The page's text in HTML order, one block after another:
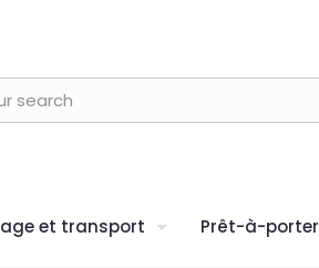
et transport Prêt-à-porter